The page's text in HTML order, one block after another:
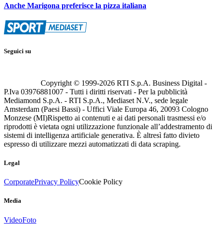
Anche Marigona preferisce la pizza italiana
Seguici su
Copyright © 1999-2026 RTI S.p.A. Business Digital -
P.Iva 03976881007 - Tutti i diritti riservati - Per la pubblicità
Mediamond S.p.A. - RTI S.p.A., Mediaset N.V., sede legale
Amsterdam (Paesi Bassi) - Uffici Viale Europa 46, 20093 Cologno
Monzese (MI)Rispetto ai contenuti e ai dati personali trasmessi e/o
riprodotti è vietata ogni utilizzazione funzionale all’addestramento di
sistemi di intelligenza artificiale generativa. È altresì fatto divieto
espresso di utilizzare mezzi automatizzati di data scraping.
Legal
CorporatePrivacy PolicyCookie Policy
Media
VideoFoto